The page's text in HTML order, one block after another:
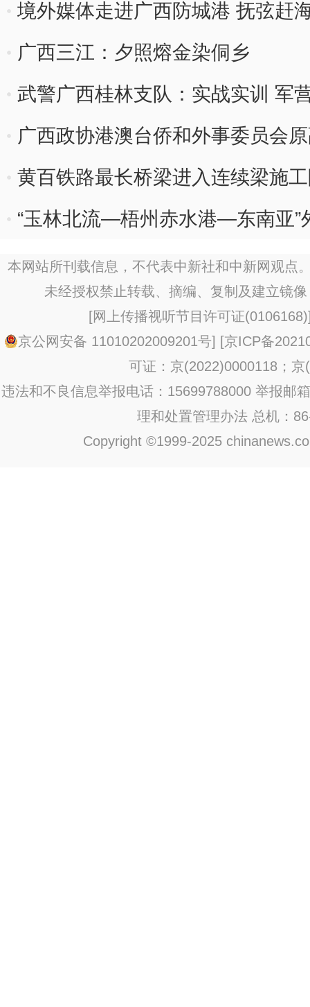
境外媒体走进广西防城港 抚弦赶
广西三江：夕照熔金染侗乡
武警广西桂林支队：实战实训 军
广西政协港澳台侨和外事委员会
黄百铁路最长桥梁进入连续梁施
“玉林北流—梧州赤水港—东南亚”
本网站所刊载信息，不代表中新社和中新网观点
未经授权禁止转载、摘编、复制及建立镜
[网上传播视听节目许可证(0106168)
京公网安备 11010202009201号] [京ICP备
可证：京(2022)0000118；京
违法和不良信息举报电话：15699788000 举报邮
理和处置管理办法 总机：
Copyright ©1999-2025